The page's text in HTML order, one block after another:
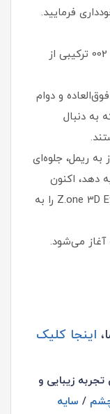
فرمایید.
مژه مصنوعی سه‌بعدی جفتی زد وان کد 002 ترکیبی از
و دوام
به دنبال
به ریمل، جلوه‌ای
دهد، اکنون
زمان آن رسیده است که Z.one 3D Eyelashes 002 را به
آغاز می‌شود.
اینجا کلیک
زیبایی و
/ سایه